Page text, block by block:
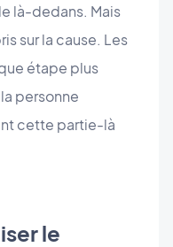
là-dedans. Mais
sur la cause. Les
étape plus
personne
cette partie-là
le